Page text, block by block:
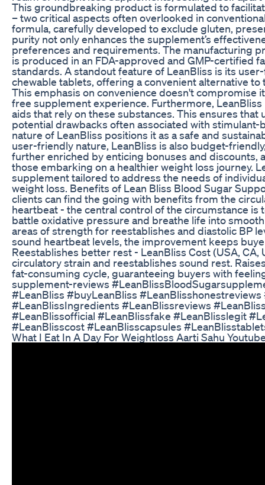
This groundbreaking product is formulated to
– two critical aspects often overlooked in
formula, carefully developed to exclude gluten,
purity not only enhances the supplement’s
preferences and requirements. The manufacturing
is produced in an FDA-approved and GMP-certified
standards. A standout feature of LeanBliss is its
chewable tablets, offering a convenient alternative
This emphasis on convenience doesn't compromise
free supplement experience. Furthermore,
aids that rely on these substances. This ensures
potential drawbacks often associated with
nature of LeanBliss positions it as a safe and
user-friendly nature, LeanBliss is also budget-
further enriched by enticing bonuses and discounts,
those embarking on a healthier weight loss journey.
supplement tailored to address the needs of
weight loss. Benefits of Lean Bliss Blood Sugar
clients can find the going with benefits from the
heartbeat - the central control of the circumstance
battle oxidative pressure and breathe life into
areas of strength for reestablishes and diastolic BP
sound heartbeat levels, the improvement keeps
Reestablishes better rest - LeanBliss Cost (USA,
circulatory strain and reestablishes sound rest.
fat-consuming cycle, guaranteeing buyers with
supplement-reviews
#LeanBliss #buyLeanBliss
#LeanBlissIngredients #LeanBlissreviews
#LeanBlissofficial #LeanBlissfake #LeanBlisslegit
#LeanBlisscost #LeanBlisscapsules
What I Eat In A Day For Weightloss Aarti Sahu